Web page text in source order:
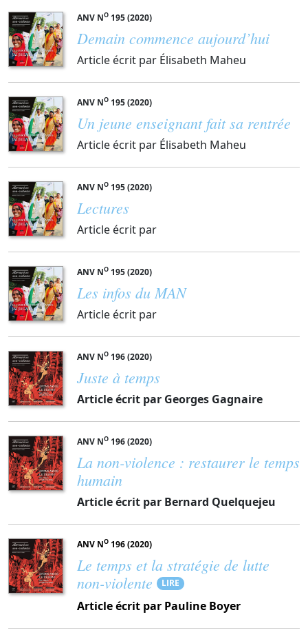
ANV NO 195 (2020)
Demain commence aujourd’hui
Article écrit par Élisabeth Maheu
ANV NO 195 (2020)
Un jeune enseignant fait sa rentrée
Article écrit par Élisabeth Maheu
ANV NO 195 (2020)
Lectures
Article écrit par
ANV NO 195 (2020)
Les infos du MAN
Article écrit par
ANV NO 196 (2020)
Juste à temps
Article écrit par Georges Gagnaire
ANV NO 196 (2020)
La non-violence : restaurer le temps
humain
Article écrit par Bernard Quelquejeu
ANV NO 196 (2020)
Le temps et la stratégie de lutte
non-violente
LIRE
Article écrit par Pauline Boyer